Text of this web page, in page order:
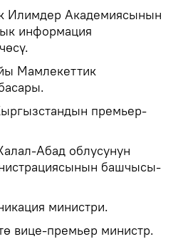
Илимдер Академиясынын
информация
Мамлекеттик
премьер-
Абад облусунун
башчысы-
министри.
вице-премьер министр.